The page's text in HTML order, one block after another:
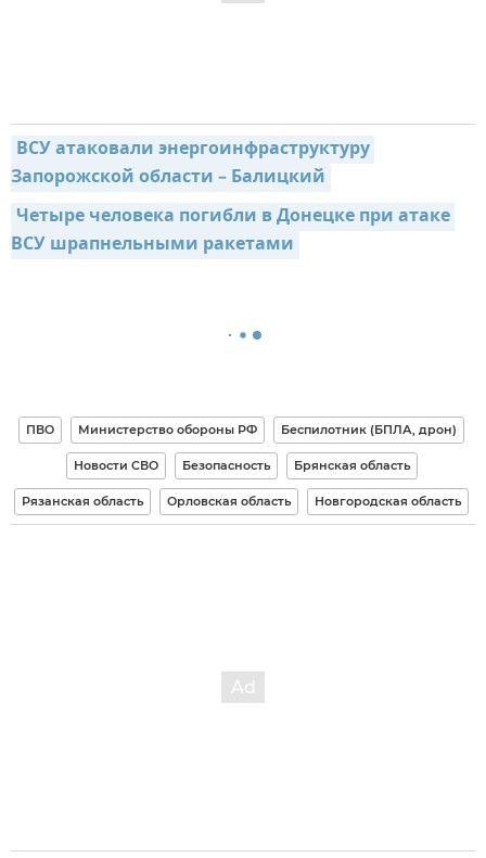
ВСУ атаковали энергоинфраструктуру
Запорожской области – Балицкий
Четыре человека погибли в Донецке при атаке
ВСУ шрапнельными ракетами
ПВО Министерство обороны РФ Беспилотник (БПЛА, дрон)
Новости СВО Безопасность Брянская область
Рязанская область Орловская область Новгородская область